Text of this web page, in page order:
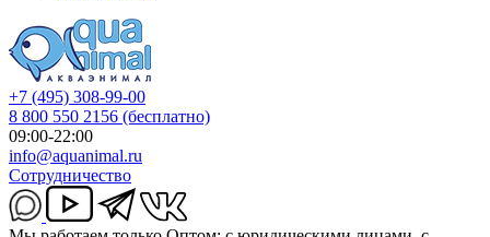
+7 (495) 308-99-00
8 800 550 2156 (бесплатно)
09:00-22:00
info@aquanimal.ru
Сотрудничество